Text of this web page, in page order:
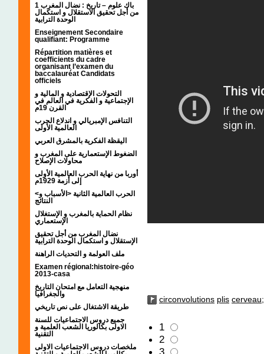
1 باك علوم – تاريخ : نضال المغرب
من أجل تحقيق الاستقلال و استكمال
الوحدة الترابية
Enseignement Secondaire
qualifiant: Programme
Répartition matières et
coefficients du cadre
organisant l’examen du
baccalauréat Candidats
officiels
التحولات الإقتصادية و المالية و
الإجتماعية و الفكرية في العالم في
القرن 19م
التنافس الإمبريالي و اندلاع الحرب
العالمية الأولى
اليقظة الفكرية بالمشرق العربي
الضغوط الإستعمارية على المغرب و
محاولات الإصلاح
أوربا من نهاية الحرب العالمية الأولى
إلى أزمة 1929م
<الحرب العالمية الثانية <الأسباب و
النتائج
نظام الحماية بالمغرب و الإستغلال
الإستعماري
نضال المغرب من أجل تحقيق
الإستقلال و استكمال الوحدة الترابية
ملف العولمة و التحديات الراهنة
Examen régional:histoire-géo
2013-casa
منهجية التعامل مع امتحان التاريخ
والجغرافيا
طريقة الاشتغال على نص تاريخي
جميع دروس الاجتماعيات للسنة
الاولى بكالوريا الشعب العلمية و
التقنية
ملخصات دروس الاجتماعيات الاولى
circonvolutions plis
1
2
3